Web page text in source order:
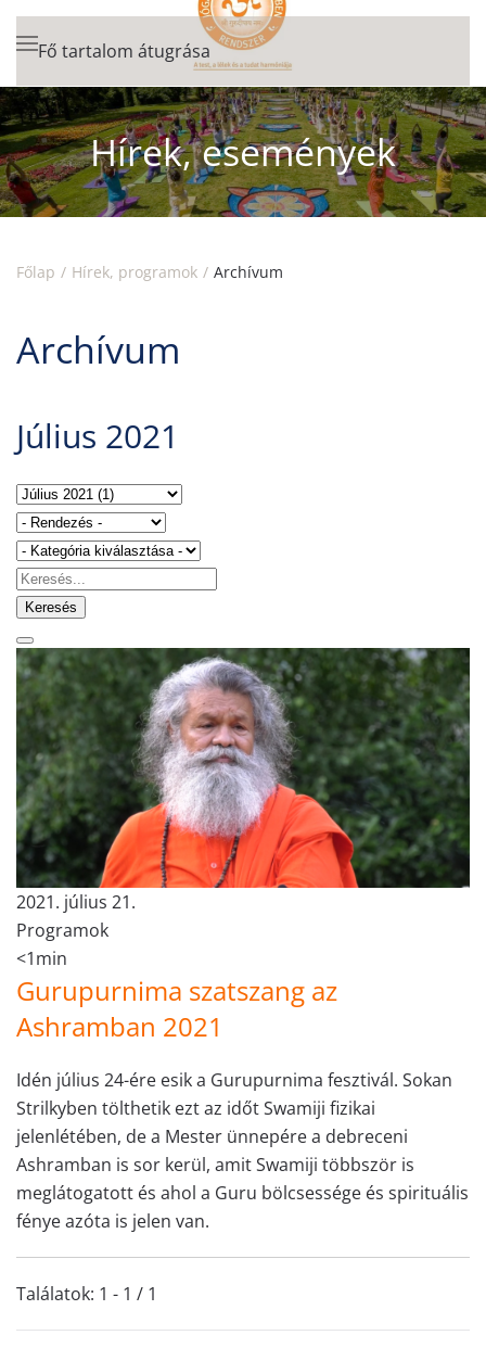
Fő tartalom átugrása
Hírek, események
Főlap Hírek, programok Archívum
Archívum
Július 2021
Keresés
2021. július 21.
Programok
<1min
Gurupurnima szatszang az
Ashramban 2021
Idén július 24-ére esik a Gurupurnima fesztivál. Sokan
Strilkyben tölthetik ezt az időt Swamiji fizikai
jelenlétében, de a Mester ünnepére a debreceni
Ashramban is sor kerül, amit Swamiji többször is
meglátogatott és ahol a Guru bölcsessége és spirituális
fénye azóta is jelen van.
Találatok: 1 - 1 / 1